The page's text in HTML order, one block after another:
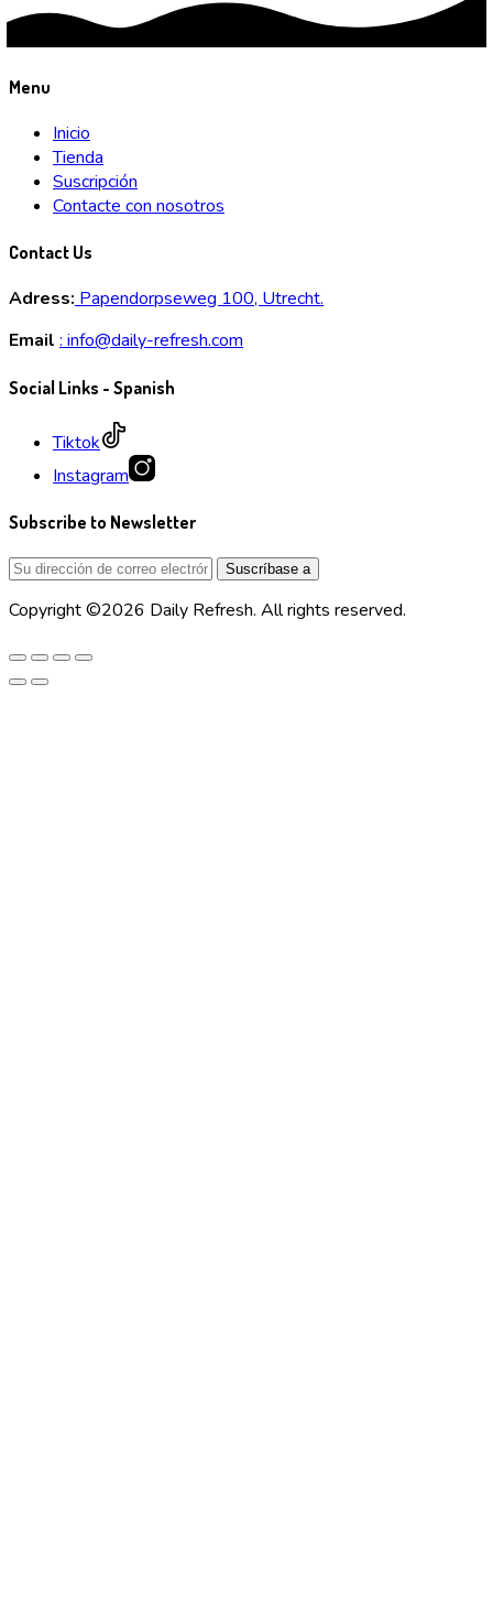
Menu
Inicio
Tienda
Suscripción
Contacte con nosotros
Contact Us
Adress:Papendorpseweg 100, Utrecht.
Email :info@daily-refresh.com
Social Links - Spanish
Tiktok
Instagram
Subscribe to Newsletter
Copyright ©2026 Daily Refresh. All rights reserved.